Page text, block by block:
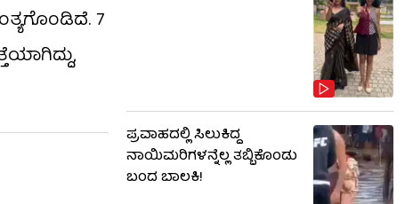
7
ಪ್ರವಾಹದಲ್ಲಿ ಸಿಲುಕಿದ್ದ
ನಾಯಿಮರಿಗಳನ್ನೆಲ್ಲ ತಬ್ಬಿಕೊಂಡು
ಬಂದ ಬಾಲಕಿ!